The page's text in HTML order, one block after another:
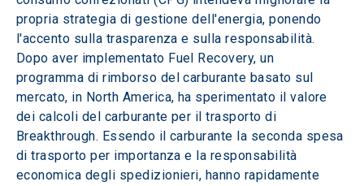
propria strategia di gestione dell'energia, ponendo
l'accento sulla trasparenza e sulla responsabilità.
Dopo aver implementato Fuel Recovery, un
programma di rimborso del carburante basato sul
mercato, in North America, ha sperimentato il valore
dei calcoli del carburante per il trasporto di
Breakthrough. Essendo il carburante la seconda spesa
di trasporto per importanza e la responsabilità
economica degli spedizionieri, hanno rapidamente